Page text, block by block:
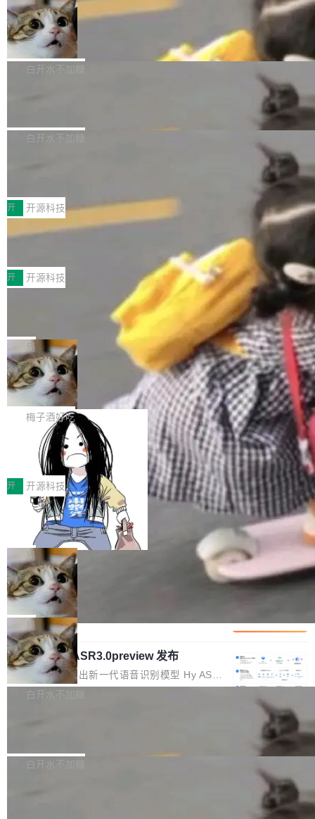
aDB 捕获 commit 之间的每一次操作，...
bet、微软以及 Meta 等传统科技巨头相比，Spa
ceXAI的资金消耗速度尤为引人瞩目。然而，支
撑庞大支出的资金来源却呈现出截然不同的面
貌。数据显示，微软和 Meta 主要依托充沛的经
1.2，驱动这个 agent 的新模型。一句话概括：
你可以用 curl -fsSL https://dev.meta.ai/install.
sh | bash 安装一个能在大项目里自动规划、写
代码、验证结果的 AI 终端工具。 据介绍，Muse
个主 agent 循环，外加一组后台 agent。这些后
美团开源 LoHoSearch，用知识图谱校
准 AI 能力认知
机器出题的前提，是让机器拥有全局视野。整个
构建流程可以分为四个环节：建图 → 控制难度
白开水不加糖
库，并将作为transport接入Mooncake TENT。
MPComm将作为一种传输引擎接入Mooncake T
ENT，实现零拷贝传输性能提升30%、非零拷贝
传输性能最高提升5倍。UCL-MPComm底层基
于自研UCL-Engine通信引擎，后续腾讯网平将
持续开源更多基于UCL-Engine的高性能通信组
件。 腾讯网平团队在UCL-MPComm中实现了一
个独立于业务线程的全局通信引擎（Engine），
白开水不加糖
型案例入选名单》，深信服“面向企业研发场景的
开源 AI 编程平台 CoStrict 应用”凭借卓越的技术
创新与落地成效成功入选。 全链路私有化部署，
助力企业AI研发安全落地 当前，越来越多企业已
经开始引入 AI Coding 工具，通过调用公有云模
型或企业内部部署模型提升研发效率。但随着 AI
Coding 从个人辅助工具逐步走向团队级、组织
级应用，企业在规模化落地过程中，对安全性、
可控性和代码质量提出了更高要求。 首先是数据
安全与合规要求。对于大多数普通研发场景，公
有云模型能够满足快速试用和效率提升的需求。
但对于金融、能源、医疗等对数据安全要求较...
开 开源科技
深信服AI算力网关入选工信部人工智能
前不久，工业和信息化部正式发布《2025年人工
智能应用典型案例名单》，集中展示人工智能在
各领域的应用成果，覆盖技术底座、行业赋能、
产品应用、支撑保障、专题等五大方向。深信服
AI算力网关（AI创新平台）成功入选！ 随着各行
各业的Agent走向规模化建设，算力构成形态逐
渐丰富，用户关注的重点也在发生变化：不只是
让AI用起来，还要进一步看清混合算力时代下，
Token花在哪里、算力是否被充分利用，以及持
续增长的AI成本该如何优化。 深信服AI算力网关
正是围绕这些实际问题，从Token治理和成本治
理两个方面，让用户的每一份算力都看得清、管
得住、用得稳、省得下、更安全！ 一、从现在开
始，Token使用一目...
开 开源科技
Jeff Dean 离开 Google：一个时代的结
束，一个实验室的开始
Google 员工编号 20。MapReduce 作者之一。
Bigtable 作者之一。TensorFlow 的作者之一。
Gemini 的架构师。Google 首席科学家。 Jeff D
ean 在 Google 工作了 27 年后，宣布离职。 他
不是一个人走。一同离开的还有 Sanjay Ghema
wat（Google 员工编号 23，Jeff Dean 二十多
年的编程搭档，MapReduce 和 Bigtable 的共同
作者）、Quoc Le（Google 大脑核心成员，Se
q2Seq 和 DocAI 的共同发明人）以及 Oriol Vin
yals（Gemini 联合负责人，AlphaSta...
局
🔥 SolonCode v2026.8.4 发布：界面
字体可调、22 种语言、记忆搜索增强
打开终端就能上岗的全中文编码智能体，这一轮
把「看得清、用母语、记得住」三件事一次补
齐。 SolonCode 是什么 SolonCode 是杭州无
耳科技研发的企业级终端编码智能体——一位全
中文驱动的数字员工，自主理解需求、规划步
骤、编写代码。不挑模型、不挑平台，curl 一行
装完即用。 开源地址：Gitee · GitCode · GitHu
b 安装 支持 Java 8+（8~26）、macOS / Linu
x / Windows / Harmony PC。 # macOS / Linu
x / Harmony PC curl -fsSL https://solon.noea
r.org/solon...
梅子酒好吃
让“代码语义理解”深度释放AI Coding
价值潜能：华为云码道（CodeArts）
代码仓技术解析
一、代码仓深度理解技术的作用与价值 在软件工
程实践中，代码仓是企业核心知识资产的主要载
体。企业级代码仓库通常包含数十万乃至数百万
个文件，其规模远超单次模型调用可承载的上下
文窗口。随着项目规模的持续扩张与代码历史的
不断累积，代码仓中的模块关系、接口契约、业
务逻辑等关键信息往往分散于数十乃至数百个文
件之中，形成高度复杂的知识关联网络。传统的
代码检索手段（如关键词匹配、目录遍历）仅能
在语法层面完成文本定位，难以触及代码的语义
内涵与结构关联，导致开发者使用代码智能体在
理解大规模代码仓时面临显著"代码仓理解"瓶
颈。 代码仓深度理解服务（以下简称" CodeBas
e深度理解服务"）是华为云码道（CodeA...
开 开源科技
一条“删库”命令跑 17 小时，算法工程
师删光 89TB 数据只为干私活
最高人民检察院8月4日公布了一起案件：北京一
名90后算法工程师王某，为了给自己接的私活腾
服务器空间，删光了公司AI游戏部门的全部核心
数据。 王某2024年1月入职东城区某科技公司AI
短剧部门，有互联网大厂背景。在公司内部架构
调整期间，部门三次通知全员将数据从A集群迁
移到B集群，王某都回复了"收到"。 他没有迁移
数据。2024年9月3日下午4点，他使用此前登录
的账号密码进入A集群，输入了一条被程序员圈
称为"删库跑路"的命令——最高管理员权限、无
自研的多个文生3D和...
局
Cloudflare 分享推理优化实践：KV ca
che 量化 + 权重压缩，吞吐量提升 4
1%，成本降 30%
Kimi 和 GLM 是当前最强的大模型系列之一，但
它们有一个共同的问题：太吃显存了。月之暗面
的 Kimi K 系列和智谱的 GLM 都是长上下文、M
oE 架构的大模型，好用到让人上瘾，但 GPU 显
存永远不够用。 Cloudflare 的 Workers AI 团队
一直在跑这些模型的推理。他们在官方博客上发
整性保护。效果是：吞吐量提升 41%，每 token
局
腾讯混元 Hy ASR3.0preview 发布
腾讯混元正式推出新一代语音识别模型 Hy ASR
3.0preview。基于最新一代大语言模型 Hy3 的
让语音识别不再只是听清，而是真正听懂。通过
白开水不加糖
新和少量网页兼容性修复版本。 Changes/fixe
白开水不加糖